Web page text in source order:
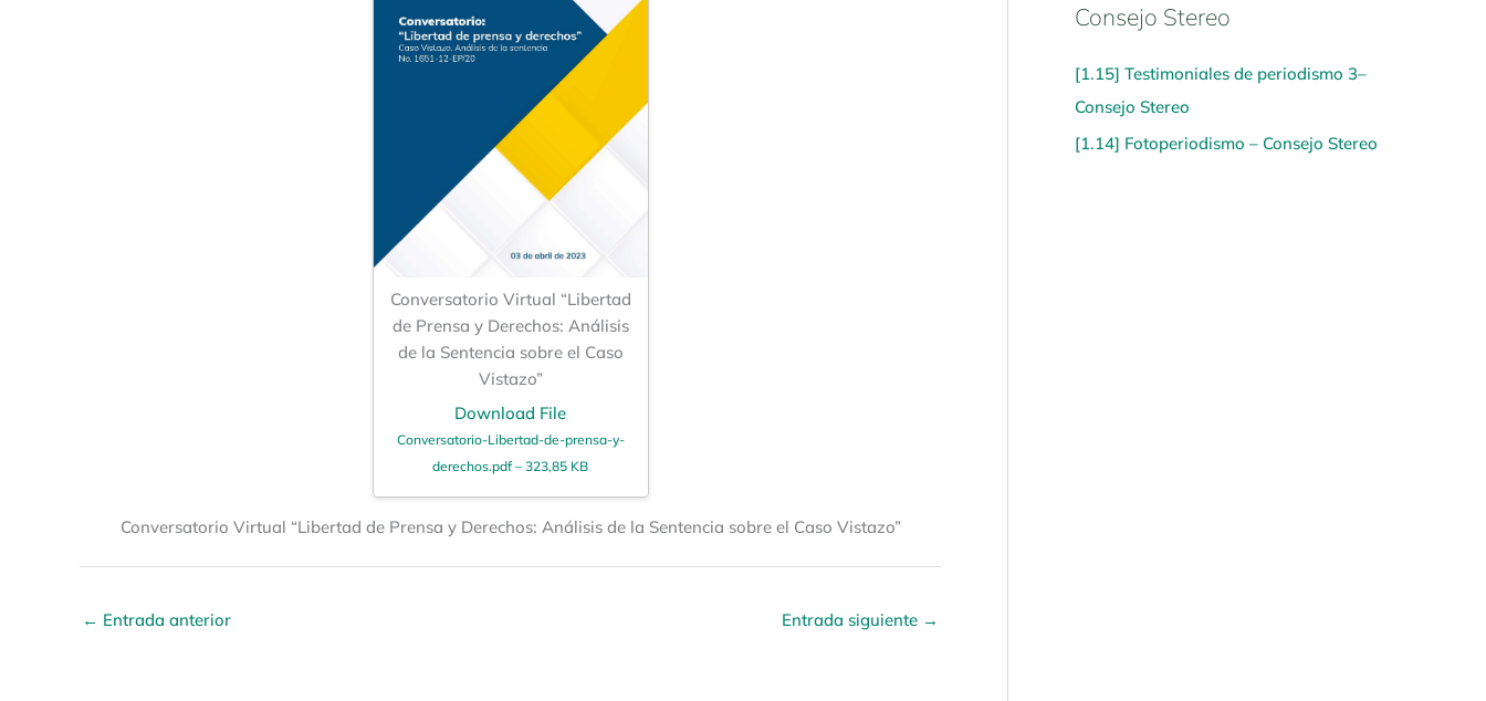
Conversatorio Virtual “Libertad
de Prensa y Derechos: Análisis
de la Sentencia sobre el Caso
Vistazo”
Download File
Conversatorio-Libertad-de-prensa-y-
derechos.pdf – 323,85 KB
Conversatorio Virtual “Libertad de Prensa y Derechos: Análisis de la Sentencia sobre el Caso Vistazo”
← Entrada anterior Entrada siguiente →
Consejo Stereo
[1.15] Testimoniales de periodismo 3–
Consejo Stereo
[1.14] Fotoperiodismo – Consejo Stereo